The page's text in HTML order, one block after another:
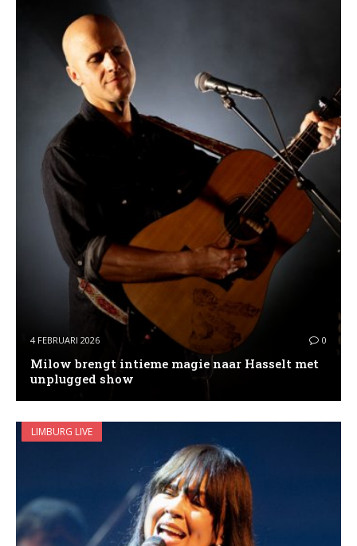
4 FEBRUARI 2026 0
Milow brengt intieme magie naar Hasselt met
unplugged show
LIMBURG LIVE